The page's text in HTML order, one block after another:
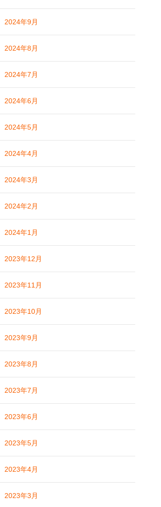
2024年9月
2024年8月
2024年7月
2024年6月
2024年5月
2024年4月
2024年3月
2024年2月
2024年1月
2023年12月
2023年11月
2023年10月
2023年9月
2023年8月
2023年7月
2023年6月
2023年5月
2023年4月
2023年3月